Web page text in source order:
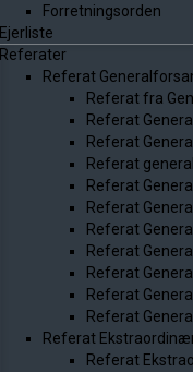
Forretningsorden
Ejerliste
Referater
Referat
Referat fra
Referat
Referat
Referat
Referat
Referat
Referat
Referat
Referat
Referat
Referat
Referat
Referat